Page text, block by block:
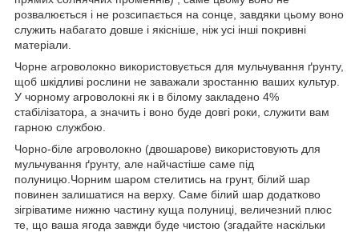
розвалюється і не розсипається на сонце, завдяки цьому воно
служить набагато довше і якісніше, ніж усі інші покривні
матеріали.
Чорне агроволокно використовується для мульчування ґрунту,
щоб шкідливі рослини не заважали зростанню ваших культур.
У чорному агроволокні як і в білому закладено 4%
стабілізатора, а значить і воно буде довгі роки, служити вам
гарною службою.
Чорно-біле агроволокно (двошарове) використовують для
мульчування ґрунту, але найчастіше саме під
полуницю.Чорним шаром стелитись на грунт, білий шар
повинен залишатися на верху. Саме білий шар додатково
зігріватиме нижню частину куща полуниці, величезний плюс
те, що ваша ягода завжди буде чистою (згадайте наскільки